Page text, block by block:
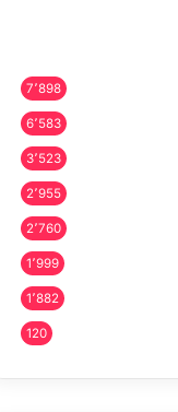
7٬898
6٬583
3٬523
2٬955
2٬760
1٬999
1٬882
120